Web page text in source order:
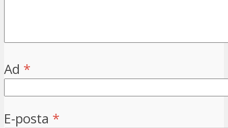
Ad *
E-posta *